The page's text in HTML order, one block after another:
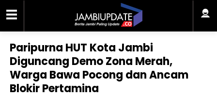
Paripurna HUT Kota Jambi
Diguncang Demo Zona Merah,
Warga Bawa Pocong dan Ancam
Blokir Pertamina